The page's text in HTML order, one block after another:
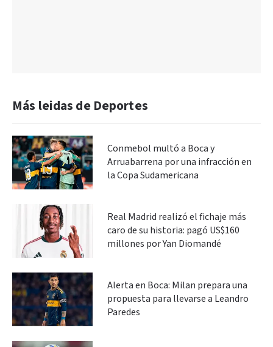
Más leidas de Deportes
Conmebol multó a Boca y
Arruabarrena por una infracción en
la Copa Sudamericana
Real Madrid realizó el fichaje más
caro de su historia: pagó US$160
millones por Yan Diomandé
Alerta en Boca: Milan prepara una
propuesta para llevarse a Leandro
Paredes